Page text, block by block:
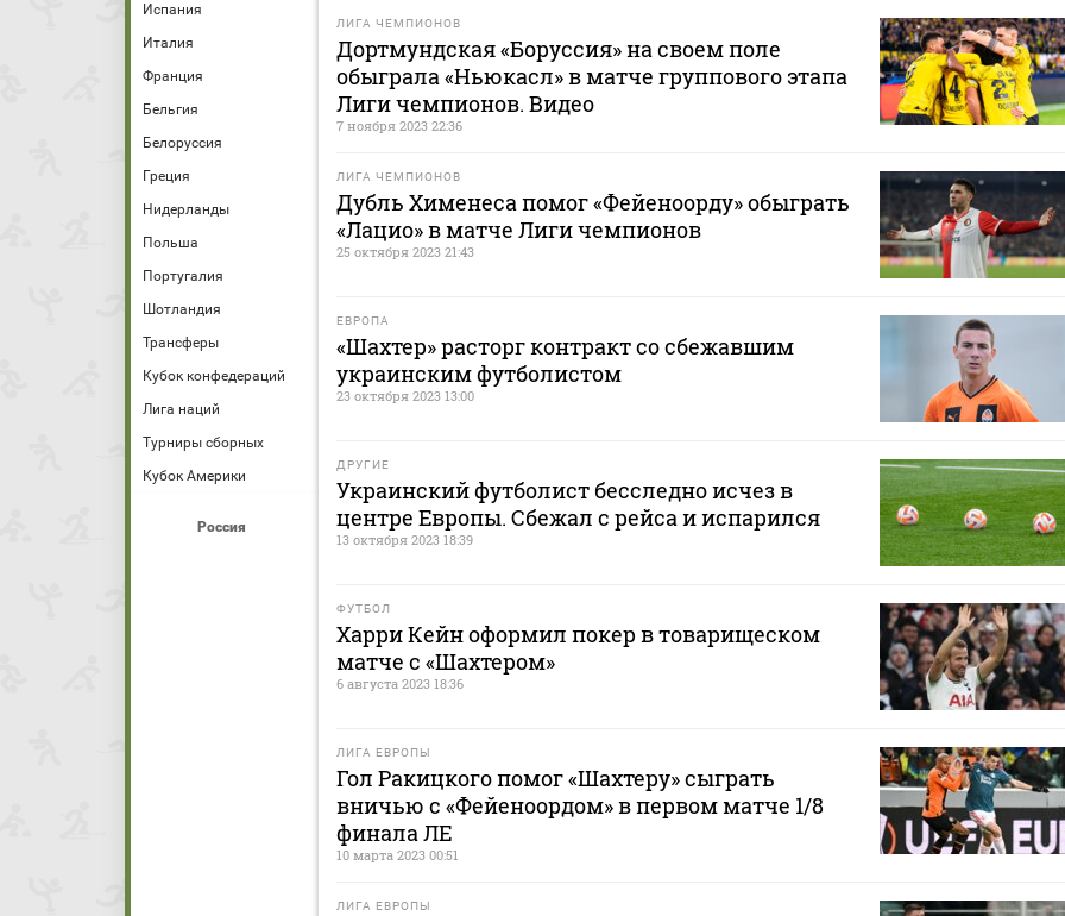
Испания
Италия
Франция
Бельгия
Белоруссия
Греция
Нидерланды
Польша
Португалия
Шотландия
Трансферы
Кубок конфедераций
Лига наций
Турниры сборных
Кубок Америки
Россия
ЛИГА ЧЕМПИОНОВ
Дортмундская «Боруссия» на своем поле
обыграла «Ньюкасл» в матче группового этапа
Лиги чемпионов. Видео
7 ноября 2023 22:36
ЛИГА ЧЕМПИОНОВ
Дубль Хименеса помог «Фейеноорду» обыграть
«Лацио» в матче Лиги чемпионов
25 октября 2023 21:43
ЕВРОПА
«Шахтер» расторг контракт со сбежавшим
украинским футболистом
23 октября 2023 13:00
ДРУГИЕ
Украинский футболист бесследно исчез в
центре Европы. Сбежал с рейса и испарился
13 октября 2023 18:39
ФУТБОЛ
Харри Кейн оформил покер в товарищеском
матче с «Шахтером»
6 августа 2023 18:36
ЛИГА ЕВРОПЫ
Гол Ракицкого помог «Шахтеру» сыграть
вничью с «Фейеноордом» в первом матче 1/8
финала ЛЕ
10 марта 2023 00:51
ЛИГА ЕВРОПЫ